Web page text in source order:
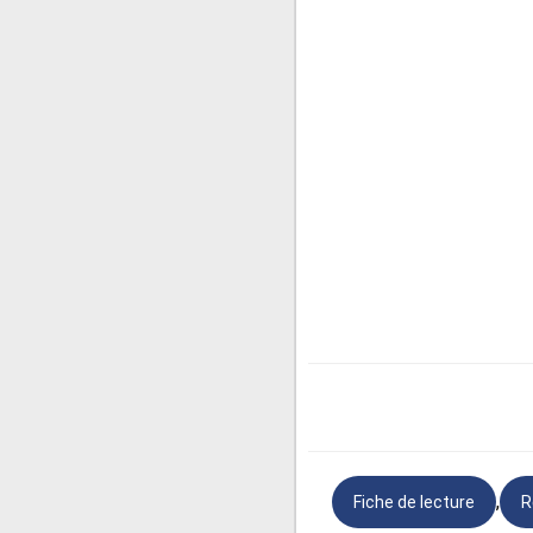
d'amour en son nom.
éclate et Christian part au
était l'auteur des lettres
Fiche de lecture ,